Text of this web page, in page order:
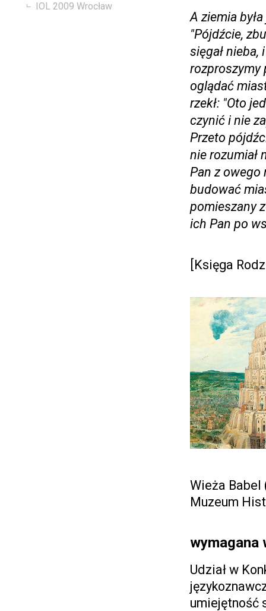
IOL 2009 Wrocław
A ziemia
"Pójdźcie,
sięgał nieba,
rozproszymy
oglądać
rzekł: "Oto
czynić i nie
Przeto
nie rozumiał
Pan z
budować
pomieszany
ich Pan po
[Księga
Wieża Babel
Muzeum
wymagana
Udział w
umiejętność